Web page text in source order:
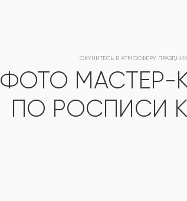
ФОТО МАСТЕР-
ПО РОСПИСИ
ОКУНИТЕСЬ В АТМОСФЕРУ